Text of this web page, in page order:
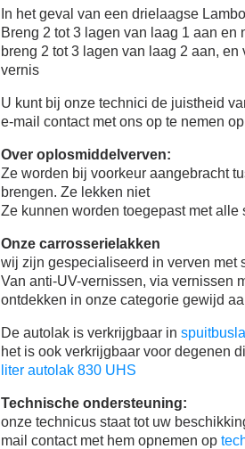
In het geval van een drielaagse
Breng 2 tot 3 lagen van laag 1 aan en
breng 2 tot 3 lagen van laag 2 aan, en
vernis
U kunt bij onze technici de juistheid
e-mail contact met ons op te nemen
Over oplosmiddelverven:
Ze worden bij voorkeur aangebracht
brengen. Ze lekken niet
Ze kunnen worden toegepast met alle
Onze carrosserielakken
wij zijn gespecialiseerd in verven met
Van anti-UV-vernissen, via vernissen
ontdekken in onze categorie gewijd
De autolak is verkrijgbaar in
het is ook verkrijgbaar voor degenen
liter autolak 830 UHS
Technische ondersteuning:
onze technicus staat tot uw
mail contact met hem opnemen op